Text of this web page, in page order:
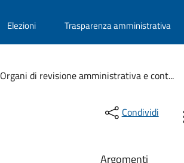
Elezioni Trasparenza amministrativa
Organi di revisione amministrativa e cont...
Condividi
Argomenti